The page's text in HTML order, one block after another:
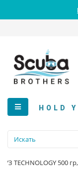
HOLD
TECHNOLOGY 500